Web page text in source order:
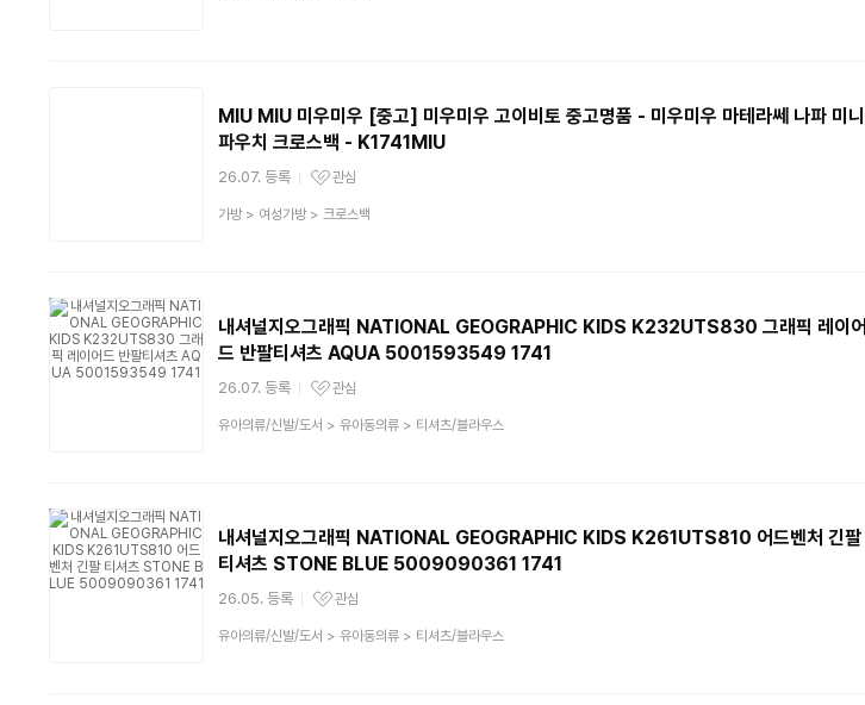
MIU MIU 미우미우 [중고] 미우미우 고이비토 중고명품 - 미우미우 마테라쎄 나파 미니
파우치 크로스백 - K1741MIU
26.07. 등록
관심상품
관심
상
가방> 여성가방> 크로스백
내셔널지오그래픽 NATIONAL GEOGRAPHIC KIDS K232UTS830 그래픽 레이어
드 반팔티셔츠 AQUA 5001593549 1741
26.07. 등록
관심상품
관심
상
유아의류/신발/도서 > 유아동의류> 티셔츠/블라우스
내셔널지오그래픽 NATIONAL GEOGRAPHIC KIDS K261UTS810 어드벤처 긴팔
티셔츠 STONE BLUE 5009090361 1741
26.05. 등록
관심상품
관심
상
유아의류/신발/도서 > 유아동의류> 티셔츠/블라우스